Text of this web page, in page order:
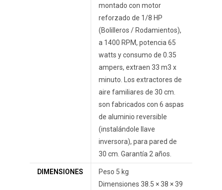
montado con motor
reforzado de 1/8 HP
(Bolilleros / Rodamientos),
a 1400 RPM, potencia 65
watts y consumo de 0.35
ampers, extraen 33 m3 x
minuto. Los extractores de
aire familiares de 30 cm.
son fabricados con 6 aspas
de aluminio reversible
(instalándole llave
inversora), para pared de
30 cm. Garantía 2 años.
DIMENSIONES
Peso 5 kg
Dimensiones 38.5 × 38 × 39